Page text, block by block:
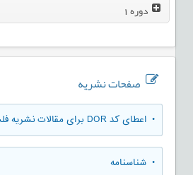
دوره1
صفحات نشریه
• اعطای کد DOR برای مقالات نشریه فلسفه تربیت
• شناسنامه